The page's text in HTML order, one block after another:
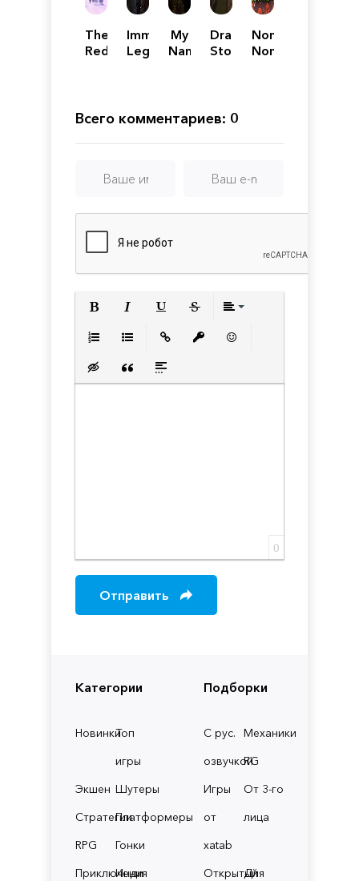
Категории
НовинкиТоп
игры
Экшен Шутеры
СтратегииПлатформеры
RPG
Гонки
Приключения
Инди
Подборки
С рус.
озвучкой
Механики
RG
Игры
от
xatab
От 3-го
лица
Открытый
Для
The
Red
Immortal
Legacy:
My
Name
Dragon
Storm
Nom
Nom
Всего комментариев: 0
Вставка скрытого текста
Вставка цитаты
Вставка спойлера
0
Отправить